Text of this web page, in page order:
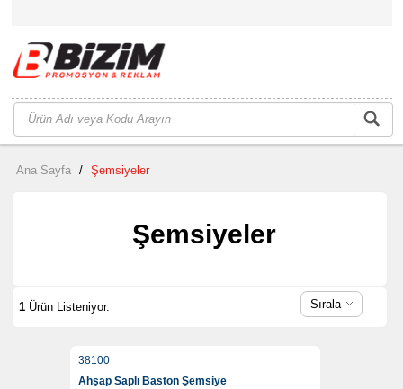
Ana Sayfa / Şemsiyeler
Şemsiyeler
1Ürün Listeniyor. Sırala
38100
Ahşap Saplı Baston Şemsiye